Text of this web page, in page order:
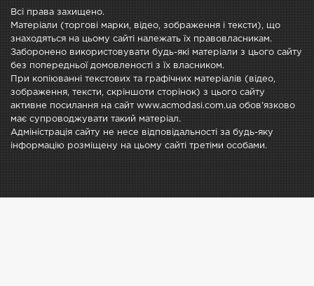
Всі права захищено.
Матеріали (торгові марки, відео, зображення і тексти), що
знаходяться на цьому сайті належать їх правовласникам.
Заборонено використовувати будь-які матеріали з цього сайту
без попередньої домовленості з їх власником.
При копіюванні текстових та графічних матеріалів (відео,
зображення, тексти, скріншоти сторінок) з цього сайту
активне посилання на сайт www.acmodasi.com.ua обов'язково
має супроводжувати такий матеріал.
Адміністрація сайту не несе відповідальності за будь-яку
інформацію розміщену на цьому сайті третіми особами.